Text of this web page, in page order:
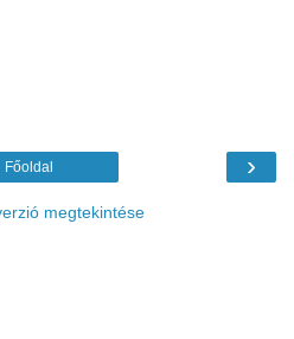
›
Főoldal
megtekintése